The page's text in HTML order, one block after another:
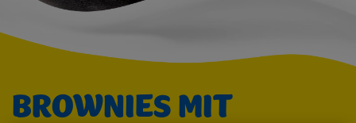
IDEAL
ZUM
BROWNIES MIT